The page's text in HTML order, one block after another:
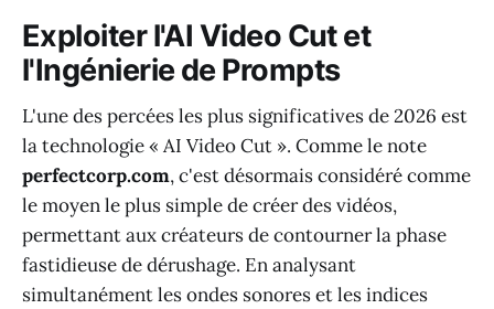
Exploiter l'AI Video Cut et
l'Ingénierie de Prompts
L'une des percées les plus significatives de 2026 est
la technologie « AI Video Cut ». Comme le note
perfectcorp.com, c'est désormais considéré comme
le moyen le plus simple de créer des vidéos,
permettant aux créateurs de contourner la phase
fastidieuse de dérushage. En analysant
simultanément les ondes sonores et les indices